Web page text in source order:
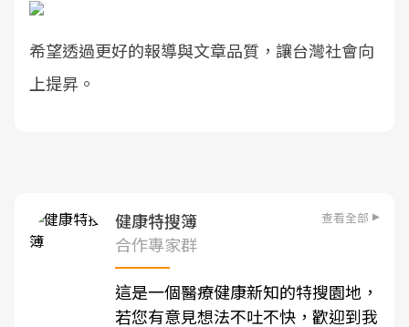
希望透過更好的報導與文章品質，讓台灣社會向
上提昇。
健康特搜簿 查看全部
合作專家群
這是一個醫療健康新知的特搜園地，
若您有意見想法不吐不快，歡迎到我